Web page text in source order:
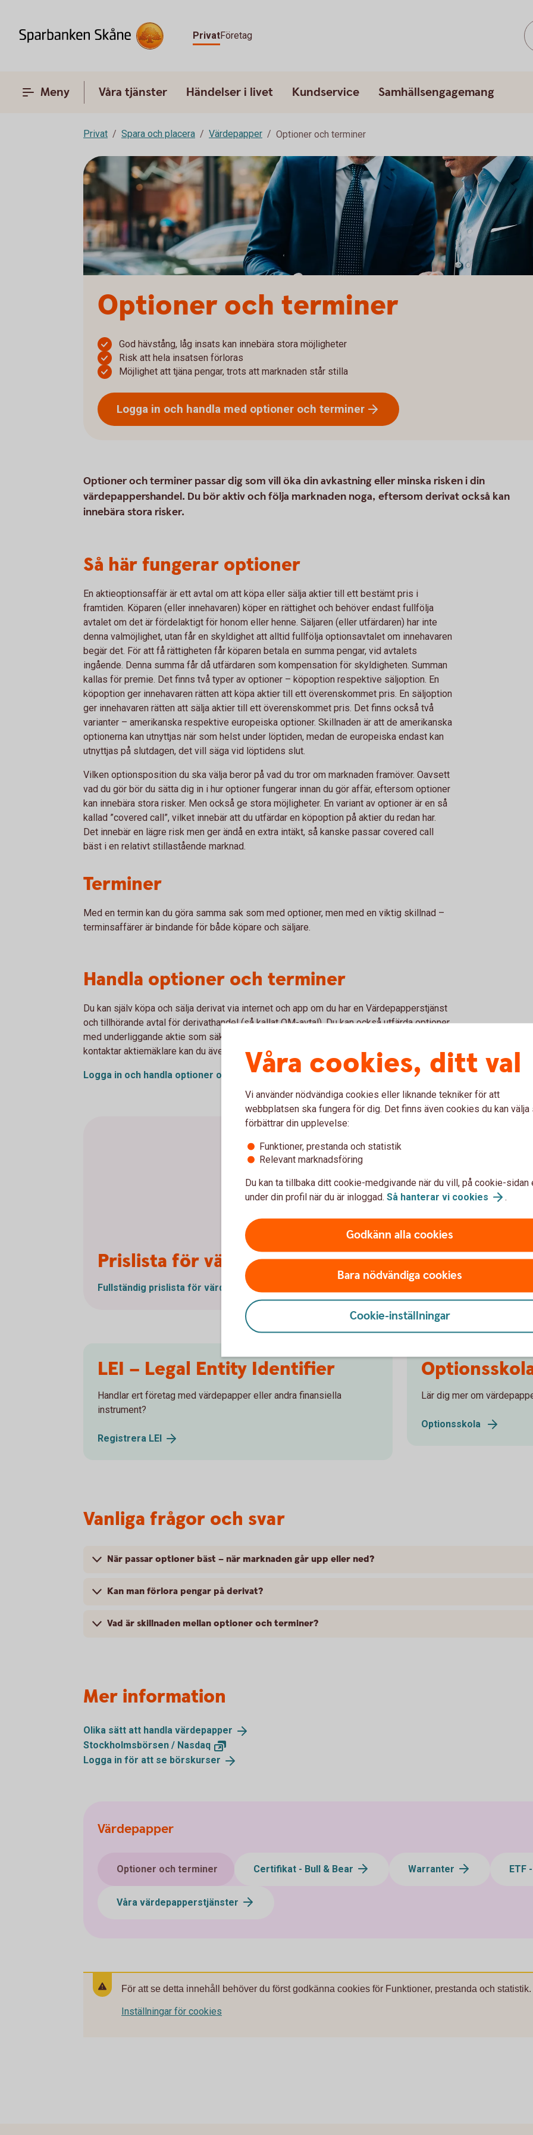
PrivatFöretag
Meny Våra tjänster Händelser i livet Kundservice Samhällsengagemang
Privat Spara och placera Värdepapper Optioner och terminer
Optioner och terminer
God hävstång, låg insats kan innebära stora möjligheter
Risk att hela insatsen förloras
Möjlighet att tjäna pengar, trots att marknaden står stilla
Logga in och handla med optioner och terminer
Optioner och terminer passar dig som vill öka din avkastning eller minska risken i din
värdepappershandel. Du bör aktiv och följa marknaden noga, eftersom derivat också kan
innebära stora risker.
Så här fungerar optioner
En aktieoptionsaffär är ett avtal om att köpa eller sälja aktier till ett bestämt pris i
framtiden. Köparen (eller innehavaren) köper en rättighet och behöver endast fullfölja
avtalet om det är fördelaktigt för honom eller henne. Säljaren (eller utfärdaren) har inte
denna valmöjlighet, utan får en skyldighet att alltid fullfölja optionsavtalet om innehavaren
begär det. För att få rättigheten får köparen betala en summa pengar, vid avtalets
ingående. Denna summa får då utfärdaren som kompensation för skyldigheten. Summan
kallas för premie. Det finns två typer av optioner – köpoption respektive säljoption. En
köpoption ger innehavaren rätten att köpa aktier till ett överenskommet pris. En säljoption
ger innehavaren rätten att sälja aktier till ett överenskommet pris. Det finns också två
varianter – amerikanska respektive europeiska optioner. Skillnaden är att de amerikanska
optionerna kan utnyttjas när som helst under löptiden, medan de europeiska endast kan
utnyttjas på slutdagen, det vill säga vid löptidens slut.
Vilken optionsposition du ska välja beror på vad du tror om marknaden framöver. Oavsett
vad du gör bör du sätta dig in i hur optioner fungerar innan du gör affär, eftersom optioner
kan innebära stora risker. Men också ge stora möjligheter. En variant av optioner är en så
kallad ”covered call”, vilket innebär att du utfärdar en köpoption på aktier du redan har.
Det innebär en lägre risk men ger ändå en extra intäkt, så kanske passar covered call
bäst i en relativt stillastående marknad.
Terminer
Med en termin kan du göra samma sak som med optioner, men med en viktig skillnad –
terminsaffärer är bindande för både köpare och säljare.
Handla optioner och terminer
Du kan själv köpa och sälja derivat via internet och app om du har en Värdepapperstjänst
och tillhörande avtal för derivathandel (så kallat OM-avtal). Du kan också utfärda optioner
med underliggande aktie som säkerhet, så kallat Covered call, i internetbanken. Om du
kontaktar aktiemäklare kan du även utfärda andra typer av optioner och handla på termin.
Logga in och handla optioner och terminer
Prislista
Prislista för värdepappershandel
Fullständig prislista för värdepappershandel
LEI – Legal Entity Identifier
Handlar ert företag med värdepapper eller andra finansiella
instrument?
Registrera LEI
Lär dig mer om
Optionsskola
Vanliga frågor och svar
När passar optioner bäst – när marknaden går upp eller ned?
Kan man förlora pengar på derivat?
Vad är skillnaden mellan optioner och terminer?
Mer information
Olika sätt att handla värdepapper
Stockholmsbörsen / Nasdaq
Logga in för att se börskurser
Värdepapper
Optioner och terminer Certifikat - Bull & Bear Warranter ETF
Våra värdepapperstjänster
För att se detta innehåll behöver du först godkänna cookies för Funktioner, prestanda och statistik.
Inställningar för cookies
Våra cookies, ditt val
Vi använder nödvändiga cookies eller liknande tekniker för att
webbplatsen ska fungera för dig. Det finns även cookies du kan välja
förbättrar din upplevelse:
Funktioner, prestanda och statistik
Relevant marknadsföring
Du kan ta tillbaka ditt cookie-medgivande när du vill, på cookie-sidan
under din profil när du är inloggad. Så hanterar vi cookies .
Godkänn alla cookies
Bara nödvändiga cookies
Cookie-inställningar